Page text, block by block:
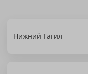
Нижний Тагил